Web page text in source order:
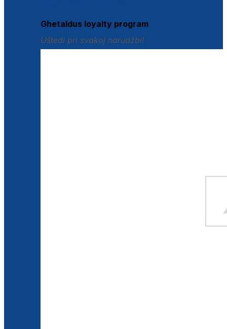
Ghetaldus loyalty program
Uštedi pri svakoj narudžbi!